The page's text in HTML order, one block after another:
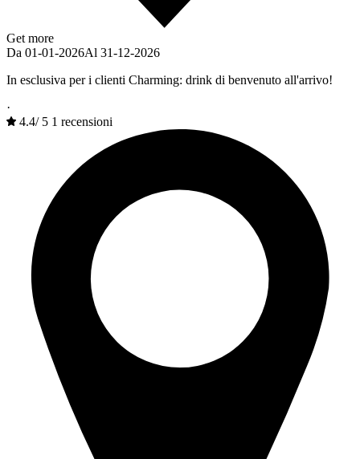
Get more
Da 01-01-2026Al 31-12-2026
In esclusiva per i clienti Charming: drink di benvenuto all'arrivo!
·
4.4/ 5 1 recensioni